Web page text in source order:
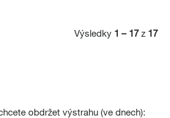
Výsledky 1 – 17z 17
obdržet výstrahu (ve dnech):